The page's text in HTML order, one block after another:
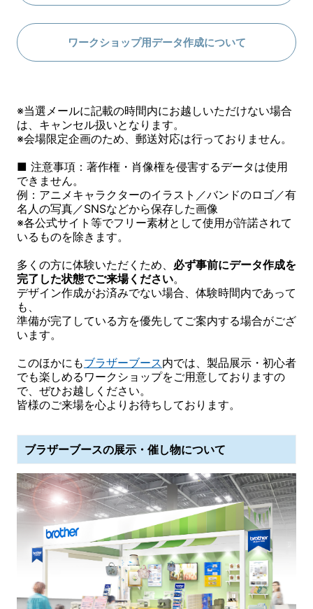
ワークショップ用データ作成について
※当選メールに記載の時間内にお越しいただけない場合
は、キャンセル扱いとなります。
※会場限定企画のため、郵送対応は行っておりません。
■ 注意事項：著作権・肖像権を侵害するデータは使用
できません。
例：アニメキャラクターのイラスト／バンドのロゴ／有
名人の写真／SNSなどから保存した画像
※各公式サイト等でフリー素材として使用が許諾されて
いるものを除きます。
多くの方に体験いただくため、 必ず事前にデータ作成を
完了した状態でご来場ください。
デザイン作成がお済みでない場合、体験時間内であって
も、
準備が完了している方を優先してご案内する場合がござ
います。
このほかにもブラザーブース内では、製品展示・初心者
でも楽しめるワークショップをご用意しておりますの
で、ぜひお越しください。
皆様のご来場を心よりお待ちしております。
ブラザーブースの展示・催し物について